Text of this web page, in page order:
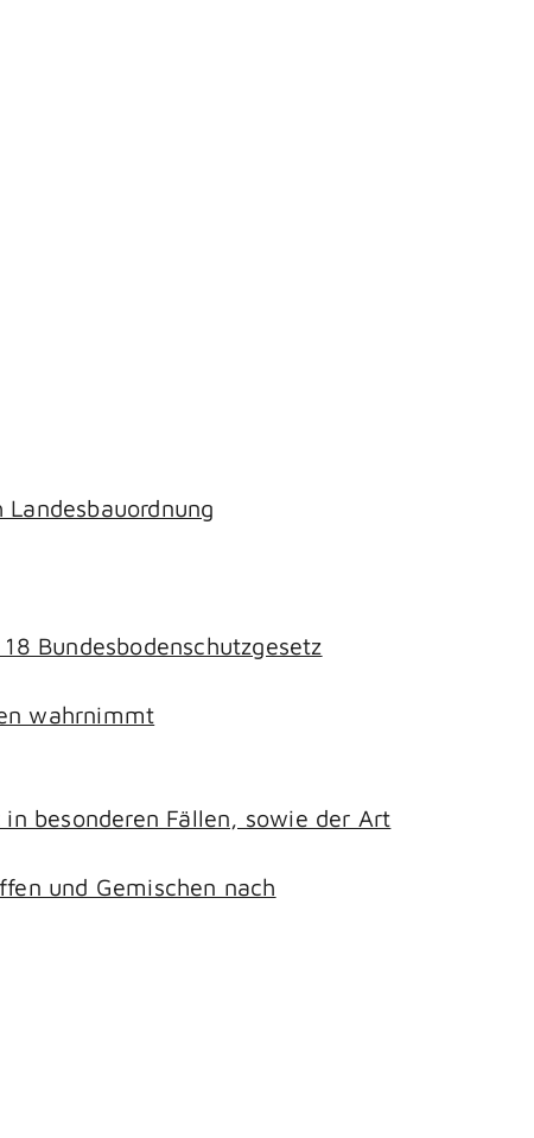
Bundesbodenschutzgesetz
wahrnimmt
besonderen Fällen, sowie der Art
und Gemischen nach